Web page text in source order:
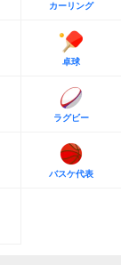
カーリング
卓球
ラグビー
バスケ代表